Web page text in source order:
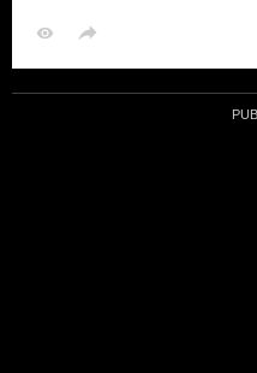
da parte degli utenti.
Si tratta degli
più di 10 anni fa, che
versione 4.0 del